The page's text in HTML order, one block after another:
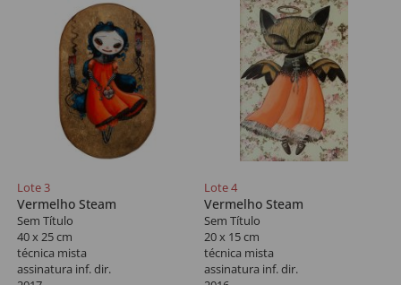
Lote 3
Vermelho Steam
Sem Título
40 x 25 cm
técnica mista
assinatura inf. dir.
Lote 4
Vermelho Steam
Sem Título
20 x 15 cm
técnica mista
assinatura inf. dir.